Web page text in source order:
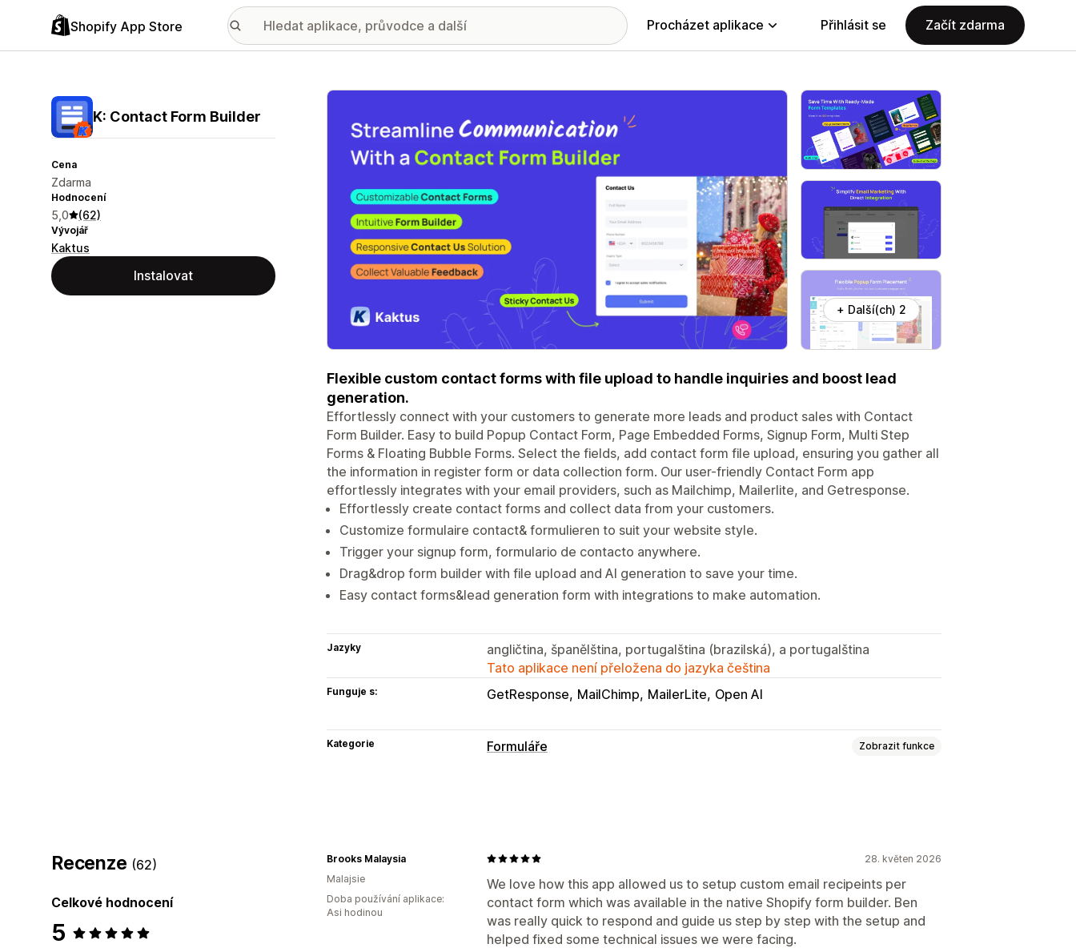
Shopify App Store Procházet aplikace Přihlásit se Začít zdarma
K: Contact Form Builder
Cena
Zdarma
Hodnocení
5,0 (62)
Vývojář
Kaktus
Instalovat
Galerie propagovaných obrázků
+ Další(ch) 2
Flexible custom contact forms with file upload to handle inquiries and boost lead
generation.
Effortlessly connect with your customers to generate more leads and product sales with Contact
Form Builder. Easy to build Popup Contact Form, Page Embedded Forms, Signup Form, Multi Step
Forms & Floating Bubble Forms. Select the fields, add contact form file upload, ensuring you gather all
the information in register form or data collection form. Our user-friendly Contact Form app
effortlessly integrates with your email providers, such as Mailchimp, Mailerlite, and Getresponse.
Effortlessly create contact forms and collect data from your customers.
Customize formulaire contact& formulieren to suit your website style.
Trigger your signup form, formulario de contacto anywhere.
Drag&drop form builder with file upload and AI generation to save your time.
Easy contact forms&lead generation form with integrations to make automation.
Jazyky
angličtina, španělština, portugalština (brazilská), a portugalština
Tato aplikace není přeložena do jazyka čeština
Funguje s: GetResponse MailChimp MailerLite Open AI
Kategorie Formuláře Zobrazit funkce
Přizpůsobení
Přetahovací editor Písmo a barva Vlastní pole Vlastní CSS
Vložené formuláře E-mailové šablony Více jazyků Dynamická logika
Podmíněná logika
Recenze (62)
Celkové hodnocení
5
28. květen 2026
We love how this app allowed us to setup custom email recipeints per
contact form which was available in the native Shopify form builder. Ben
was really quick to respond and guide us step by step with the setup and
helped fixed some technical issues we were facing.
Brooks Malaysia
Malajsie
Doba používání aplikace:
Asi hodinou